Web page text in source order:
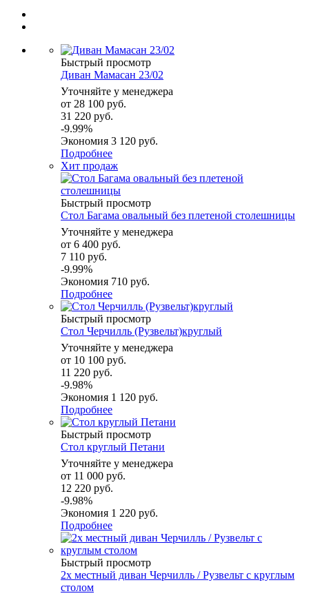
Быстрый просмотр
Диван Мамасан 23/02
Уточняйте у менеджера
от 28 100 руб.
31 220 руб.
-9.99%
Экономия 3 120 руб.
Подробнее
Хит продаж
Быстрый просмотр
Стол Багама овальный без плетеной столешницы
Уточняйте у менеджера
от 6 400 руб.
7 110 руб.
-9.99%
Экономия 710 руб.
Подробнее
Быстрый просмотр
Стол Черчилль (Рузвельт)круглый
Уточняйте у менеджера
от 10 100 руб.
11 220 руб.
-9.98%
Экономия 1 120 руб.
Подробнее
Быстрый просмотр
Стол круглый Петани
Уточняйте у менеджера
от 11 000 руб.
12 220 руб.
-9.98%
Экономия 1 220 руб.
Подробнее
Быстрый просмотр
2х местный диван Черчилль / Рузвельт с круглым
столом